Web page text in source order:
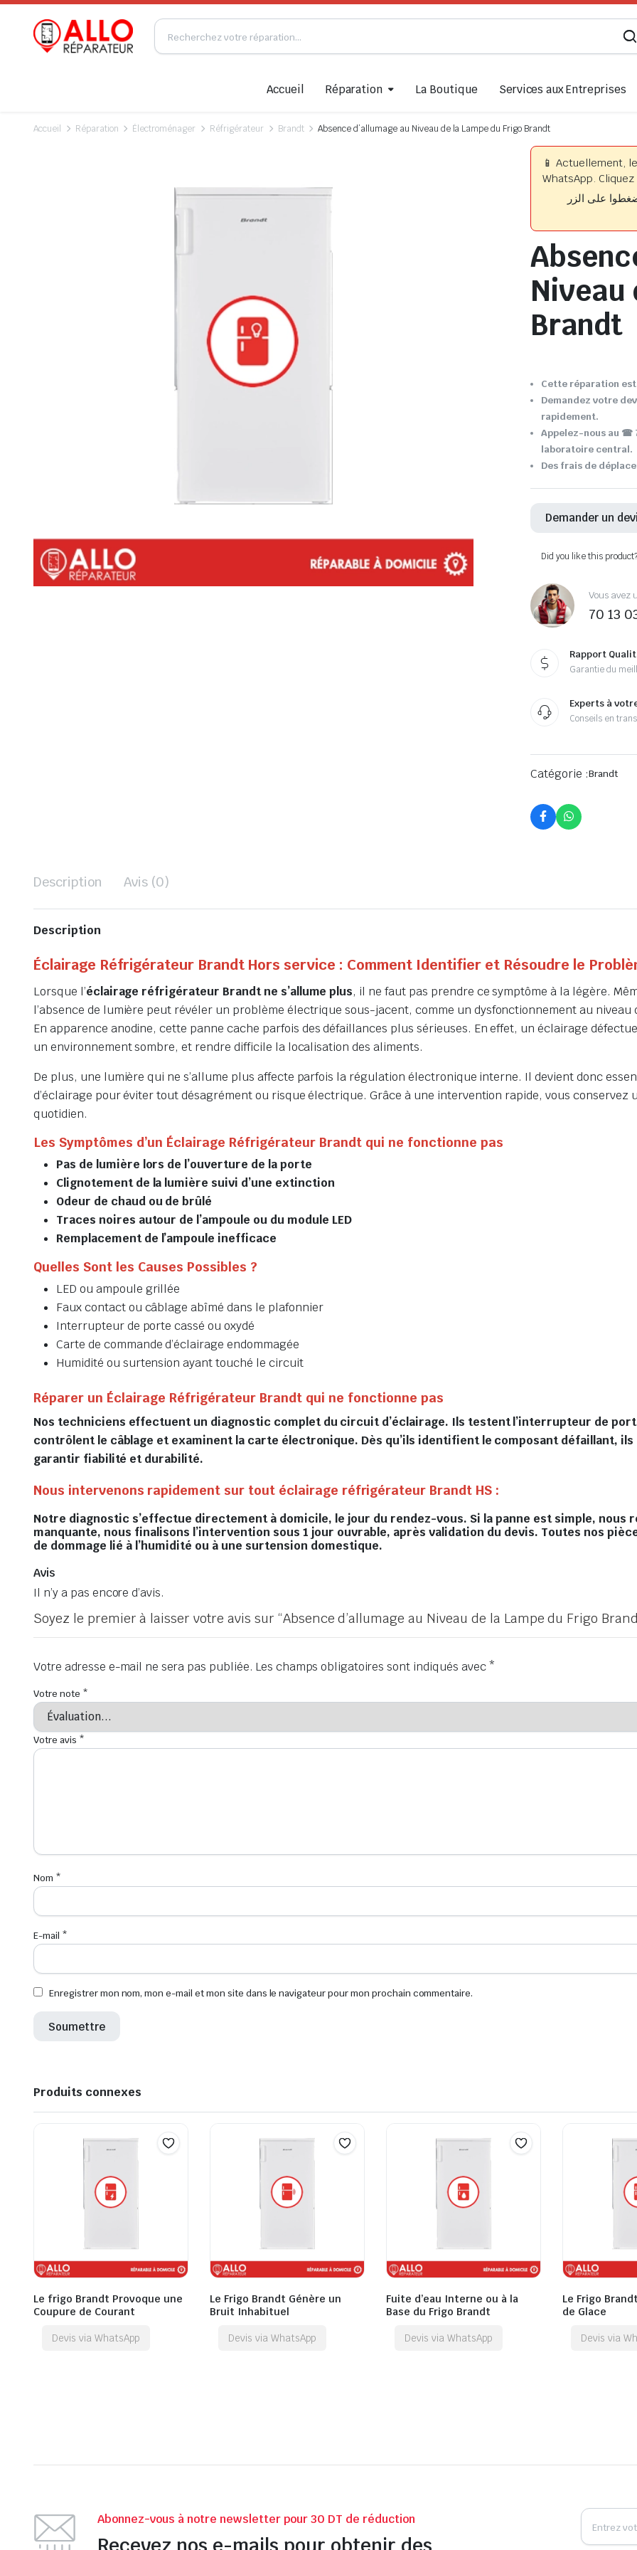
Accueil Réparation La Boutique Services aux Entreprises
Accueil Réparation Électroménager Réfrigérateur Brandt Absence d’allumage au Niveau de la Lampe du Frigo Brandt
📱 Actuellement,
WhatsApp.
على الزر
Niveau
Brandt
Cette réparation
Demandez votre
rapidement.
Appelez-nous au ☎
laboratoire central.
Des frais de
Demander un
Did you like this
Vous avez
70 13
Rapport
Garantie du
Experts à
Conseils en
Catégorie :Brandt
Description Avis (0)
Description
Éclairage Réfrigérateur Brandt Hors service : Comment Identifier et Résoudre le
Lorsque l’éclairage réfrigérateur Brandt ne s’allume plus, il ne faut pas prendre ce symptôme à la légère.
l’absence de lumière peut révéler un problème électrique sous-jacent, comme un dysfonctionnement au
En apparence anodine, cette panne cache parfois des défaillances plus sérieuses. En effet, un éclairage
un environnement sombre, et rendre difficile la localisation des aliments.
De plus, une lumière qui ne s’allume plus affecte parfois la régulation électronique interne. Il devient donc
d’éclairage pour éviter tout désagrément ou risque électrique. Grâce à une intervention rapide, vous
quotidien.
Les Symptômes d’un Éclairage Réfrigérateur Brandt qui ne fonctionne pas
Pas de lumière lors de l’ouverture de la porte
Clignotement de la lumière suivi d’une extinction
Odeur de chaud ou de brûlé
Traces noires autour de l’ampoule ou du module LED
Remplacement de l’ampoule inefficace
Quelles Sont les Causes Possibles ?
LED ou ampoule grillée
Faux contact ou câblage abîmé dans le plafonnier
Interrupteur de porte cassé ou oxydé
Carte de commande d’éclairage endommagée
Humidité ou surtension ayant touché le circuit
Réparer un Éclairage Réfrigérateur Brandt qui ne fonctionne pas
Nos techniciens effectuent un diagnostic complet du circuit d’éclairage. Ils testent l’interrupteur de
contrôlent le câblage et examinent la carte électronique. Dès qu’ils identifient le composant défaillant,
garantir fiabilité et durabilité.
Nous intervenons rapidement sur tout éclairage réfrigérateur Brandt HS :
Notre diagnostic s’effectue directement à domicile, le jour du rendez-vous. Si la panne est simple, nous
manquante, nous finalisons l’intervention sous 1 jour ouvrable, après validation du devis. Toutes nos
de dommage lié à l’humidité ou à une surtension domestique.
Avis
Il n’y a pas encore d’avis.
Soyez le premier à laisser votre avis sur “Absence d’allumage au Niveau de la Lampe du Frigo
Votre adresse e-mail ne sera pas publiée. Les champs obligatoires sont indiqués avec*
Votre note *
Votre avis *
Nom *
E-mail *
Enregistrer mon nom, mon e-mail et mon site dans le navigateur pour mon prochain commentaire.
Produits connexes
Le frigo Brandt Provoque une
Coupure de Courant
Devis via WhatsApp
Le Frigo Brandt Génère un
Bruit Inhabituel
Devis via WhatsApp
Fuite d’eau Interne ou à la
Base du Frigo Brandt
Devis via WhatsApp
Le Frigo
de Glace
Devis via
Abonnez-vous à notre newsletter pour 30 DT de réduction